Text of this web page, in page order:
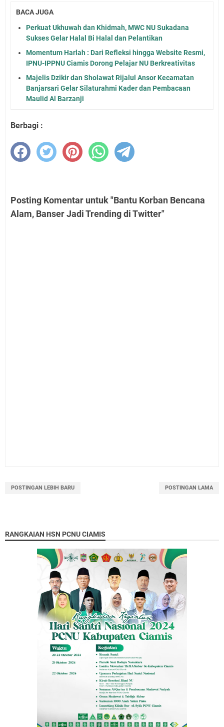
BACA JUGA
Perkuat Ukhuwah dan Khidmah, MWC NU Sukadana
Sukses Gelar Halal Bi Halal dan Pelantikan
Momentum Harlah : Dari Refleksi hingga Website Resmi,
IPNU-IPPNU Ciamis Dorong Pelajar NU Berkreativitas
Majelis Dzikir dan Sholawat Rijalul Ansor Kecamatan
Banjarsari Gelar Silaturahmi Kader dan Pembacaan
Maulid Al Barzanji
Berbagi :
Posting Komentar untuk "Bantu Korban Bencana
Alam, Banser Jadi Trending di Twitter"
POSTINGAN LEBIH BARU POSTINGAN LAMA
RANGKAIAN HSN PCNU CIAMIS